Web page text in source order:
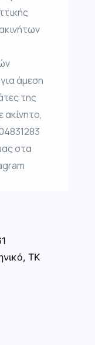
άμεση
της
ακίνητο,
στα
ΤΚ